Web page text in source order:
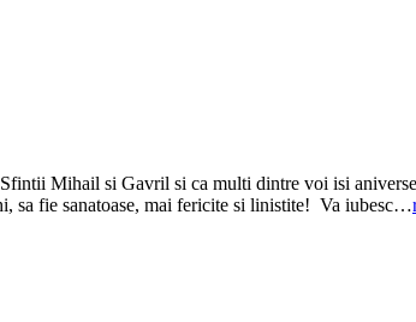
Mihail si Gavril si ca multi dintre voi isi
sa fie sanatoase, mai fericite si linistite! Va iubesc…